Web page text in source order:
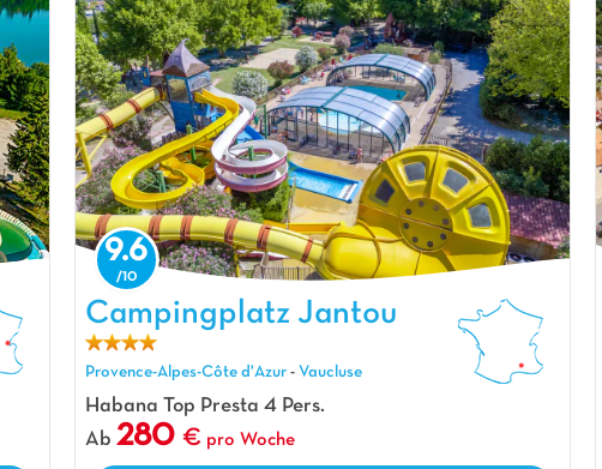
Campingplatz Jantou, Campingplatz Provence-Alpes-Côte d'Azur
9.6
Campingplatz Jantou
Provence-Alpes-Côte d'Azur- Vaucluse
Habana Top Presta 4 Pers.
Ab 280 pro Woche